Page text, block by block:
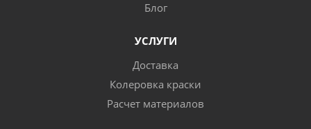
Блог
УСЛУГИ
Доставка
Колеровка краски
Расчет материалов